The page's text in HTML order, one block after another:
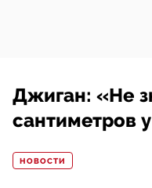
Джиган: «Не
сантиметров
НОВОСТИ